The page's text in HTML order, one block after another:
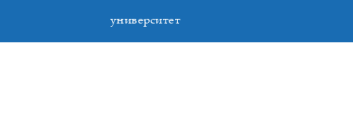
университет